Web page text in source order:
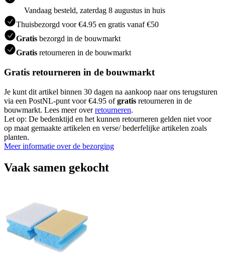
Vandaag besteld, zaterdag 8 augustus in huis
Thuisbezorgd voor €4.95 en gratis vanaf €50
Gratis bezorgd in de bouwmarkt
Gratis retourneren in de bouwmarkt
Gratis retourneren in de bouwmarkt
Je kunt dit artikel binnen 30 dagen na aankoop naar ons terugsturen
via een PostNL-punt voor €4.95 ofgratis retourneren in de
bouwmarkt. Lees meer overretourneren.
Let op: De bedenktijd en het kunnen retourneren gelden niet voor
op maat gemaakte artikelen en verse/ bederfelijke artikelen zoals
planten.
Meer informatie over de bezorging
Vaak samen gekocht